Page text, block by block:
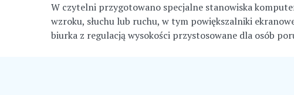
W czytelni przygotowano specjalne stanowiska
wzroku, słuchu lub ruchu, w tym powiększalniki
biurka z regulacją wysokości przystosowane dla osób